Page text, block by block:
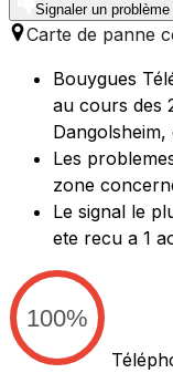
Signaler un problème
Carte de panne
Bouygues
au cours des
Les
zone
Le signal le
ete recu a 1
100%